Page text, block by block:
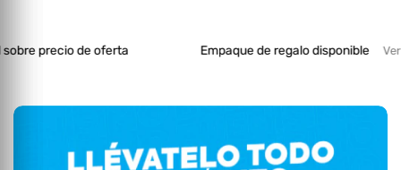
oferta Empaque de regalo disponible Ver Más